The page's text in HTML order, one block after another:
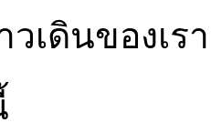
เดินของเรา